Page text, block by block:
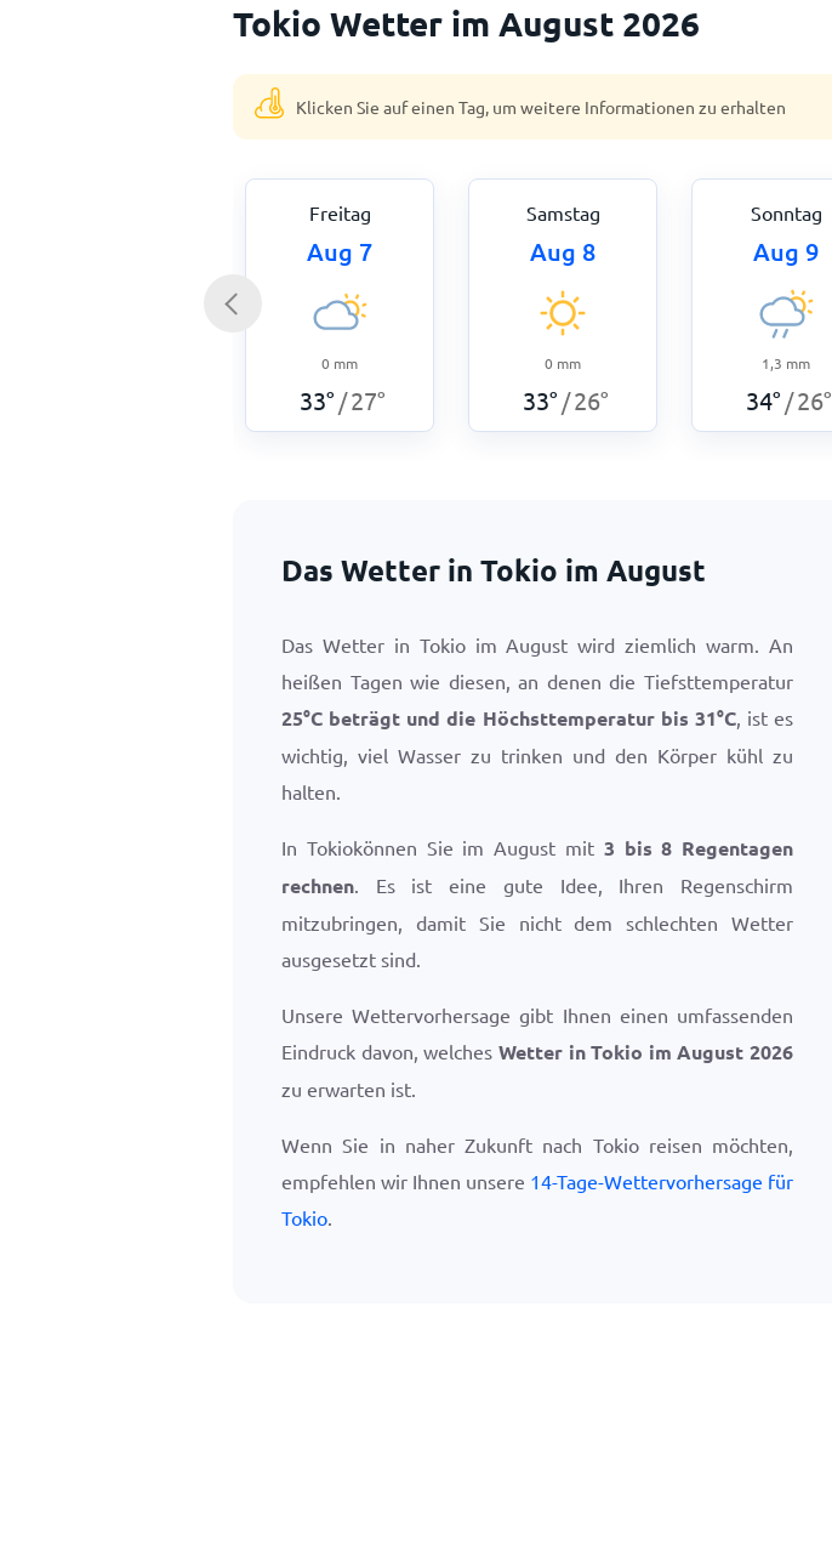
Tokio Wetter im August 2026
Klicken Sie auf einen Tag, um weitere Informationen zu erhalten
Freitag
Aug 7
0 mm
33° /27°
Samstag
Aug 8
0 mm
33° /26°
Sonntag
Aug 9
1,3 mm
34° /26°
Das Wetter in Tokio im August
Das Wetter in Tokio im August wird ziemlich warm. An
heißen Tagen wie diesen, an denen die Tiefsttemperatur
25°C beträgt und die Höchsttemperatur bis 31°C, ist es
wichtig, viel Wasser zu trinken und den Körper kühl zu
halten.
In Tokiokönnen Sie im August mit 3 bis 8 Regentagen
rechnen. Es ist eine gute Idee, Ihren Regenschirm
mitzubringen, damit Sie nicht dem schlechten Wetter
ausgesetzt sind.
Unsere Wettervorhersage gibt Ihnen einen umfassenden
Eindruck davon, welches Wetter in Tokio im August 2026
zu erwarten ist.
Wenn Sie in naher Zukunft nach Tokio reisen möchten,
empfehlen wir Ihnen unsere 14-Tage-Wettervorhersage für
Tokio.